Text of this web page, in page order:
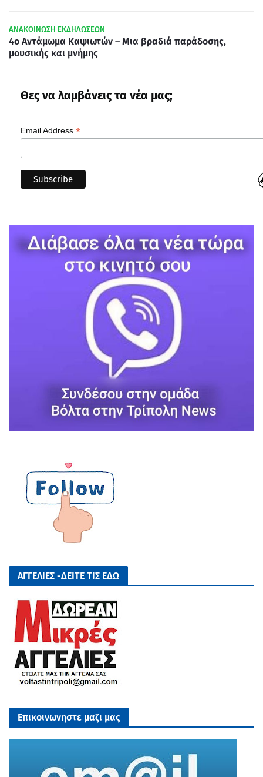
ΑΝΑΚΟΙΝΩΣΗ ΕΚΔΗΛΩΣΕΩΝ
4ο Αντάμωμα Καψιωτών – Μια βραδιά παράδοσης,
μουσικής και μνήμης
Θες να λαμβάνεις τα νέα μας;
Email Address *
ΑΓΓΕΛΙΕΣ -ΔΕΙΤΕ ΤΙΣ ΕΔΩ
Επικοινωνηστε μαζι μας